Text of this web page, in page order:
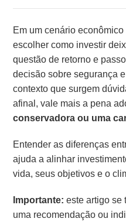
Em um cenário
escolher como investir
questão de retorno e
decisão sobre segurança
contexto que surgem
afinal, vale mais a pena
conservadora ou uma
Entender as diferenças
ajuda a alinhar
vida, seus objetivos e o
Importante: este artigo se
uma recomendação ou